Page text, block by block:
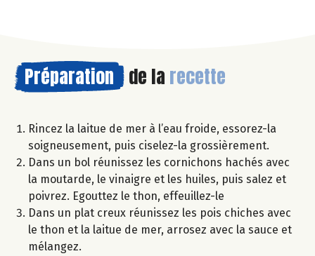
Préparation de la recette
Rincez la laitue de mer à l’eau froide, essorez-la
soigneusement, puis ciselez-la grossièrement.
Dans un bol réunissez les cornichons hachés avec
la moutarde, le vinaigre et les huiles, puis salez et
poivrez. Egouttez le thon, effeuillez-le
Dans un plat creux réunissez les pois chiches avec
le thon et la laitue de mer, arrosez avec la sauce et
mélangez.